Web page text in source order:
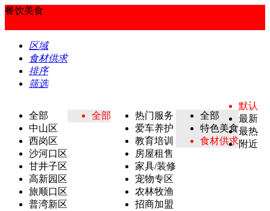
餐饮美食
区域
食材供求
排序
筛选
全部
中山区
西岗区
沙河口区
甘井子区
高新园区
旅顺口区
普湾新区
全部
热门服务
爱车养护
教育培训
房屋租售
家具/装修
宠物专区
农林牧渔
招商加盟
全部
特色美食
食材供求
默认
最新
最热
附近